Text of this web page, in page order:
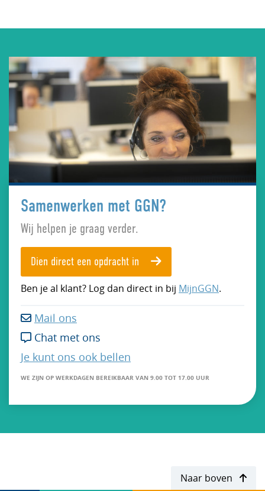
Samenwerken met GGN?
Wij helpen je graag verder.
Dien direct een opdracht in
Ben je al klant? Log dan direct in bij MijnGGN.
 Mail ons
 Chat met ons
Je kunt ons ook bellen
WE ZIJN OP WERKDAGEN BEREIKBAAR VAN 9.00 TOT 17.00 UUR
Naar boven